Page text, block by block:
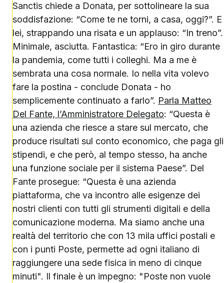
Sanctis chiede a Donata, per sottolineare la sua
soddisfazione: “Come te ne torni, a casa, oggi?”. E
lei, strappando una risata e un applauso: “In treno”.
Minimale, asciutta. Fantastica: “Ero in giro durante
la pandemia, come tutti i colleghi. Ma a me è
sembrata una cosa normale. Io nella vita volevo
fare la postina - conclude Donata - ho
semplicemente continuato a farlo”. Parla Matteo
Del Fante, l’Amministratore Delegato: “Questa è
una azienda che riesce a stare sul mercato, che
produce risultati sul conto economico, che paga gli
stipendi, e che però, al tempo stesso, ha anche
una funzione sociale per il sistema Paese”. Del
Fante prosegue: “Questa è una azienda
piattaforma, che va incontro alle esigenze dei
nostri clienti con tutti gli strumenti digitali e della
comunicazione moderna. Ma siamo anche una
realtà del territorio che con 13 mila uffici postali e
con i punti Poste, permette ad ogni italiano di
raggiungere una sede fisica in meno di cinque
minuti". Il finale è un impegno: "Poste non vuole